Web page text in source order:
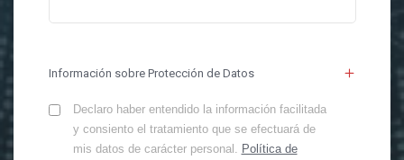
Información sobre Protección de Datos
Declaro haber entendido la información facilitada
y consiento el tratamiento que se efectuará de
mis datos de carácter personal. Política de